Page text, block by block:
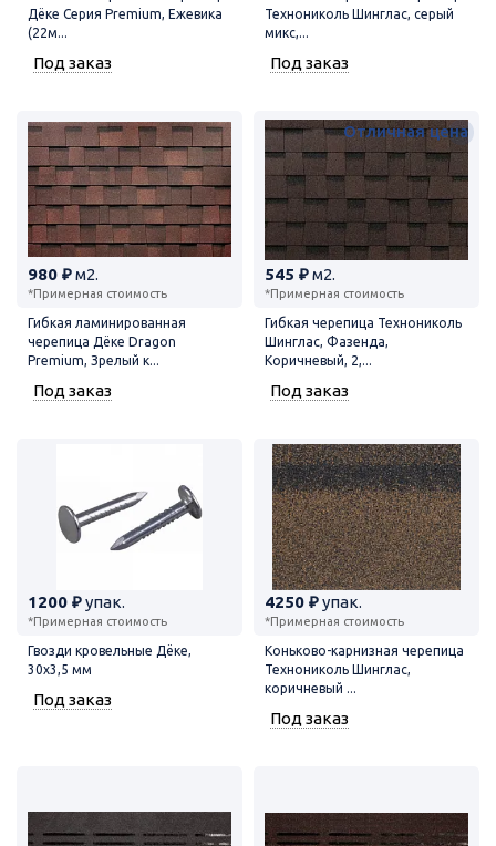
Дёке Серия Premium, Ежевика
(22м...
Под заказ
Технониколь Шинглас, серый
микс,...
Под заказ
980 ₽м2.
*Примерная стоимость
Гибкая ламинированная
черепица Дёке Dragon
Premium, Зрелый к...
Под заказ
545 ₽м2.
*Примерная стоимость
Гибкая черепица Технониколь
Шинглас, Фазенда,
Коричневый, 2,...
Отличная цена
Под заказ
1200 ₽упак.
*Примерная стоимость
Гвозди кровельные Дёке,
30х3,5 мм
Под заказ
4250 ₽упак.
*Примерная стоимость
Коньково-карнизная черепица
Технониколь Шинглас,
коричневый ...
Под заказ